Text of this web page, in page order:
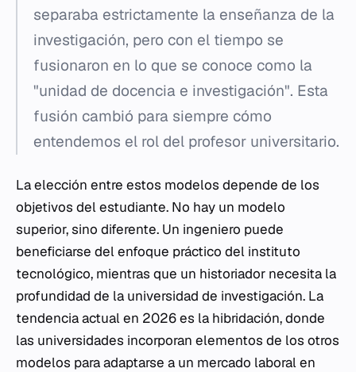
separaba estrictamente la enseñanza de la
investigación, pero con el tiempo se
fusionaron en lo que se conoce como la
"unidad de docencia e investigación". Esta
fusión cambió para siempre cómo
entendemos el rol del profesor universitario.
La elección entre estos modelos depende de los
objetivos del estudiante. No hay un modelo
superior, sino diferente. Un ingeniero puede
beneficiarse del enfoque práctico del instituto
tecnológico, mientras que un historiador necesita la
profundidad de la universidad de investigación. La
tendencia actual en 2026 es la hibridación, donde
las universidades incorporan elementos de los otros
modelos para adaptarse a un mercado laboral en